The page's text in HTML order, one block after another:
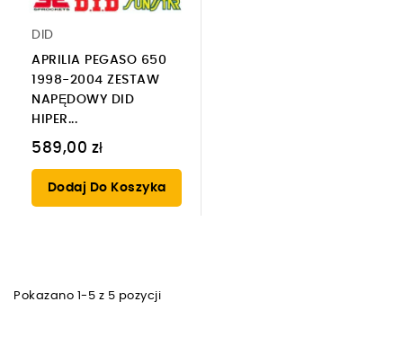
DID
APRILIA PEGASO 650
1998-2004 ZESTAW
NAPĘDOWY DID
HIPER...
589,00 zł
Dodaj Do Koszyka
Pokazano 1-5 z 5 pozycji